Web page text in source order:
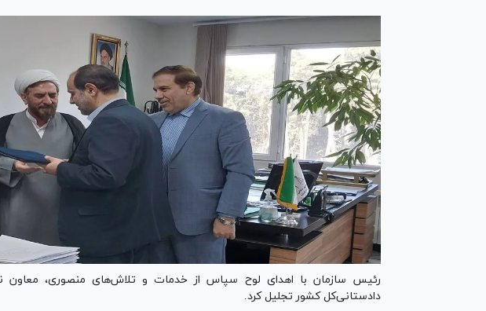
رئیس سازمان با اهدای لوح سپاس از خدمات و تلاش‌های منصوری، معاون
دادستانی‌کل کشور تجلیل کرد.